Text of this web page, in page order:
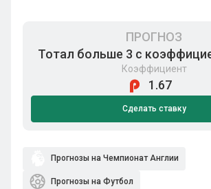
ПРОГНОЗ
Тотал больше 3 с
Коэффициент
1.67
Сделать ставку
Прогнозы на Чемпионат Англии
Прогнозы на Футбол